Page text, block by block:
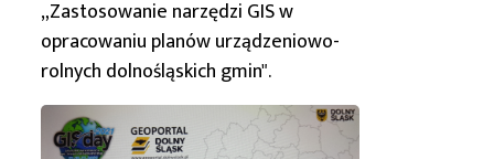
„Zastosowanie narzędzi GIS w
opracowaniu planów urządzeniowo-
rolnych dolnośląskich gmin".